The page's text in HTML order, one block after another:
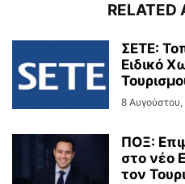
RELATED
ΣΕΤΕ:
Ειδικό
8
ΠΟΞ:
στο νέο
τον